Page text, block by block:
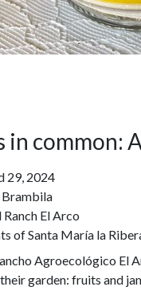
in common:
29, 2024
Brambila
El Arco
of Santa María la
Agroecológico
garden: fruits and